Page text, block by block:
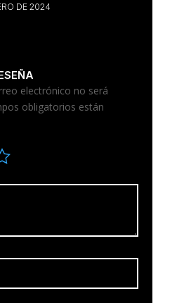
DE 2024
electrónico no será
obligatorios están